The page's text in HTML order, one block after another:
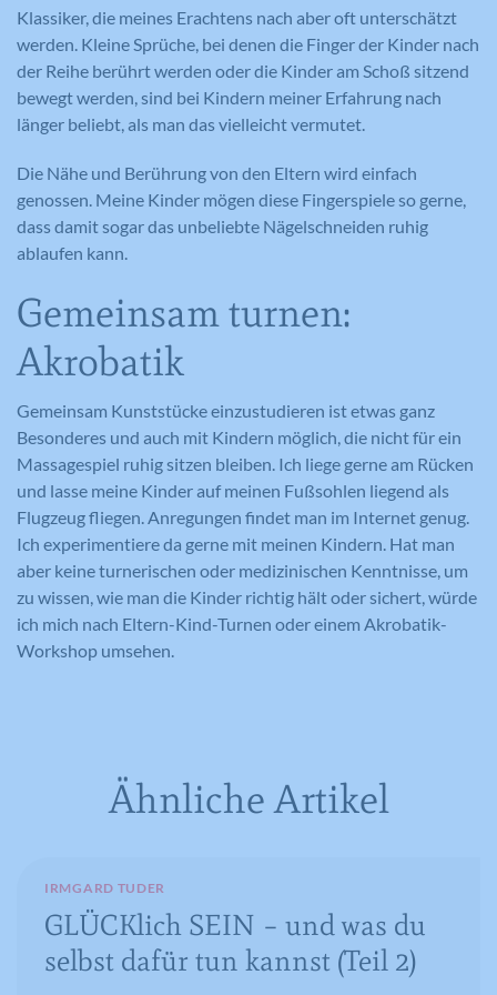
Klassiker, die meines Erachtens nach aber oft unterschätzt
werden. Kleine Sprüche, bei denen die Finger der Kinder nach
der Reihe berührt werden oder die Kinder am Schoß sitzend
bewegt werden, sind bei Kindern meiner Erfahrung nach
länger beliebt, als man das vielleicht vermutet.
Die Nähe und Berührung von den Eltern wird einfach
genossen. Meine Kinder mögen diese Fingerspiele so gerne,
dass damit sogar das unbeliebte Nägelschneiden ruhig
ablaufen kann.
Gemeinsam turnen:
Akrobatik
Gemeinsam Kunststücke einzustudieren ist etwas ganz
Besonderes und auch mit Kindern möglich, die nicht für ein
Massagespiel ruhig sitzen bleiben. Ich liege gerne am Rücken
und lasse meine Kinder auf meinen Fußsohlen liegend als
Flugzeug fliegen. Anregungen findet man im Internet genug.
Ich experimentiere da gerne mit meinen Kindern. Hat man
aber keine turnerischen oder medizinischen Kenntnisse, um
zu wissen, wie man die Kinder richtig hält oder sichert, würde
ich mich nach Eltern-Kind-Turnen oder einem Akrobatik-
Workshop umsehen.
Ähnliche Artikel
IRMGARD TUDER
GLÜCKlich SEIN – und was du
selbst dafür tun kannst (Teil 2)
Name PHPSESSID
Laufzeit Session
Zweck
Eindeutige ID, die die Sitzung des
Name cookie_optin
Anbieter Meine Familie
Laufzeit 1 Jahr
Zweck
Dieses Cookie wird verwendet, um Ihre
Cookie-Einstellungen für diese Website
zu speichern.
Webseitenangebot laufend zu verbessern.
Name _gat_lokal
Anbieter Google Analytics
Zweck
Wird von Google Analytics verwendet,
um die Anforderungsrate
Name _gat
Anbieter Google Analytics
Zweck
Wird von Google Analytics verwendet,
um die Anforderungsrate
einzuschränken.
Name _gid
Registriert eine eindeutige ID, die
verwendet wird, um statistische Daten
Name _ga
Cookie-Informationen anzeigen
Externe Medien
Diese Cookies werden dazu verwendet, die
Sie können dazu verwendet werden, ein Profil des
Such- und/oder Navigationsverlaufs jedes
Besuchers zu erstellen. Es können identifizierbare
oder eindeutige Daten gesammelt werden.
geteilt.
Name NID
Anbieter Google Maps
Laufzeit 6 Monate
Zweck
Wird zum Entsperren von Google Maps
Inhalten verwendet.
Name GPS
Zweck
mobilen Geräten, um Tracking
basierend auf dem geografischen GPS-
Name VISITOR_INFO1_LIVE
Cookie-Informationen anzeigen